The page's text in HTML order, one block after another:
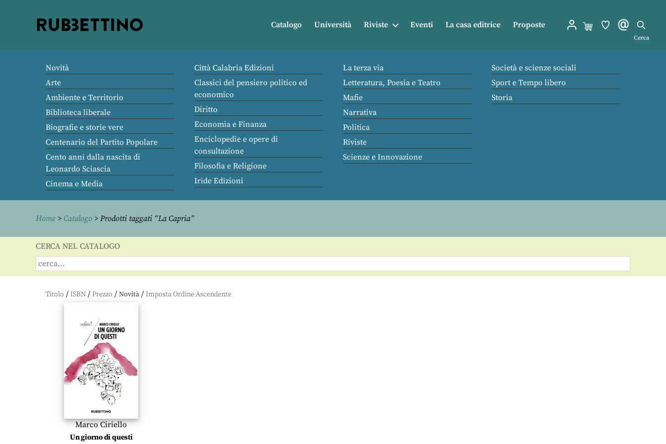
Catalogo Università Riviste Eventi La casa editrice Proposte
Cerca
Novità
Arte
Ambiente e Territorio
Biblioteca liberale
Biografie e storie vere
Centenario del Partito Popolare
Cento anni dalla nascita di
Leonardo Sciascia
Cinema e Media
Città Calabria Edizioni
Classici del pensiero politico ed
economico
Diritto
Economia e Finanza
Enciclopedie e opere di
consultazione
Filosofia e Religione
Iride Edizioni
La terza via
Letteratura, Poesia e Teatro
Mafie
Narrativa
Politica
Riviste
Scienze e Innovazione
Società e scienze sociali
Sport e Tempo libero
Storia
Home > Catalogo > Prodotti taggati “La Capria”
CERCA NEL CATALOGO
Titolo / ISBN / Prezzo / Novità /
Marco Ciriello
Un giorno di questi